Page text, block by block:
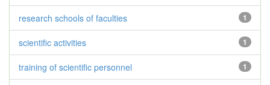
1
research schools of faculties
1
scientific activities
1
training of scientific personnel